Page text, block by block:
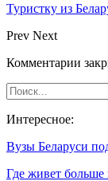
Туристку из
Prev Next
Комментарии
Интересное:
Вузы Беларуси
Где живет больше